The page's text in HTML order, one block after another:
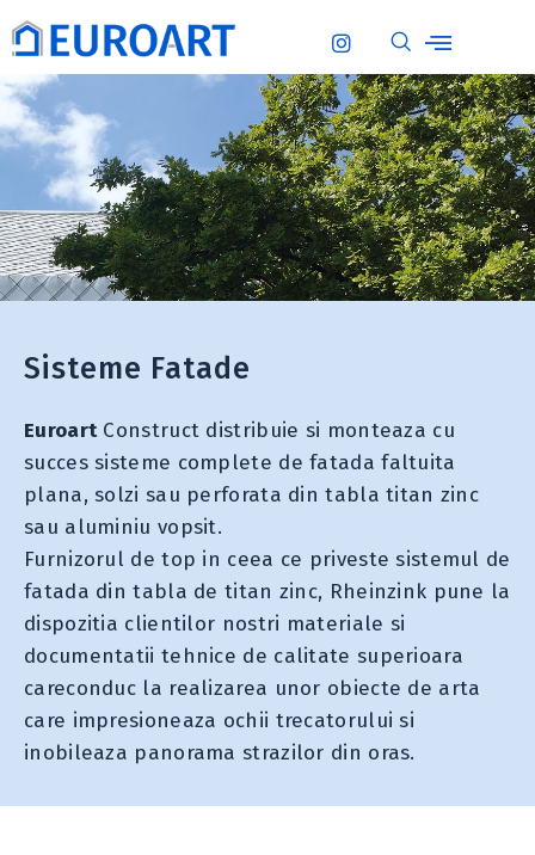
Sisteme Fatade
EuroartConstruct distribuie si monteaza cu
succes sisteme complete de fatada faltuita
plana, solzi sau perforata din tabla titan zinc
sau aluminiu vopsit.
Furnizorul de top in ceea ce priveste sistemul de
fatada din tabla de titan zinc, Rheinzink pune la
dispozitia clientilor nostri materiale si
documentatii tehnice de calitate superioara
careconduc la realizarea unor obiecte de arta
care impresioneaza ochii trecatorului si
inobileaza panorama strazilor din oras.